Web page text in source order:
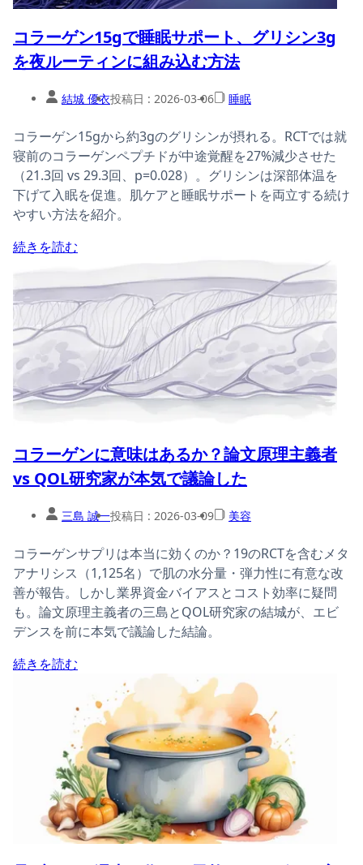
コラーゲン15gで睡眠サポート、グリシン3g
を夜ルーティンに組み込む方法
結城 優衣投稿日 : 2026-03-06 睡眠
コラーゲン15gから約3gのグリシンが摂れる。RCTでは就
寝前のコラーゲンペプチドが中途覚醒を27%減少させた
（21.3回 vs 29.3回、p=0.028）。グリシンは深部体温を
下げて入眠を促進。肌ケアと睡眠サポートを両立する続け
やすい方法を紹介。
続きを読む
コラーゲンに意味はあるか？論文原理主義者
vs QOL研究家が本気で議論した
三島 誠一投稿日 : 2026-03-09 美容
コラーゲンサプリは本当に効くのか？19のRCTを含むメタ
アナリシス（1,125名）で肌の水分量・弾力性に有意な改
善が報告。しかし業界資金バイアスとコスト効率に疑問
も。論文原理主義者の三島とQOL研究家の結城が、エビ
デンスを前に本気で議論した結論。
続きを読む